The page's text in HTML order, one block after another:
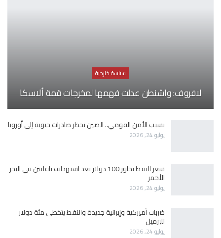
سياسة خارجية
لافروف: واشنطن عدلت فهمها لمخرجات قمة ألاسكا
بسبب الأمن القومي.. الصين تحظر صادرات حيوية إلى أوروبا
يوليو 24, 2026
سعر النفط تجاوز 100 دولار بعد استهداف ناقلتين في البحر
الأحمر
يوليو 24, 2026
ضربات أميركية وإيرانية جديدة والنفط يتخطى مئة دولار
للبرميل
يوليو 24, 2026